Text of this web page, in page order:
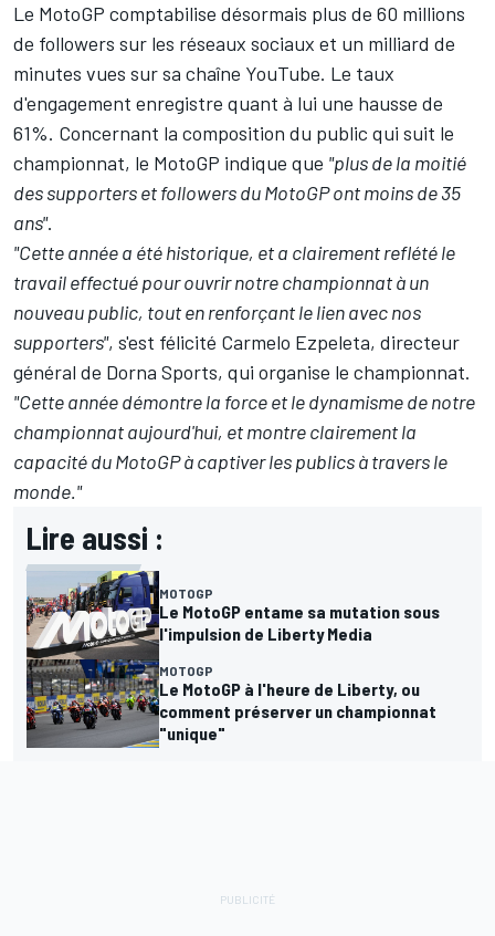
Le MotoGP comptabilise désormais plus de 60 millions
de followers sur les réseaux sociaux et un milliard de
minutes vues sur sa chaîne YouTube. Le taux
d'engagement enregistre quant à lui une hausse de
61%. Concernant la composition du public qui suit le
championnat, le MotoGP indique que "plus de la moitié
des supporters et followers du MotoGP ont moins de 35
ans".
"Cette année a été historique, et a clairement reflété le
travail effectué pour ouvrir notre championnat à un
nouveau public, tout en renforçant le lien avec nos
supporters", s'est félicité Carmelo Ezpeleta, directeur
général de Dorna Sports, qui organise le championnat.
"Cette année démontre la force et le dynamisme de notre
championnat aujourd'hui, et montre clairement la
capacité du MotoGP à captiver les publics à travers le
monde."
Lire aussi :
MOTOGP
Le MotoGP entame sa mutation sous
l'impulsion de Liberty Media
MOTOGP
Le MotoGP à l'heure de Liberty, ou
comment préserver un championnat
"unique"